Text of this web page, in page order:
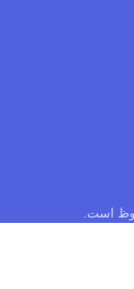
است.